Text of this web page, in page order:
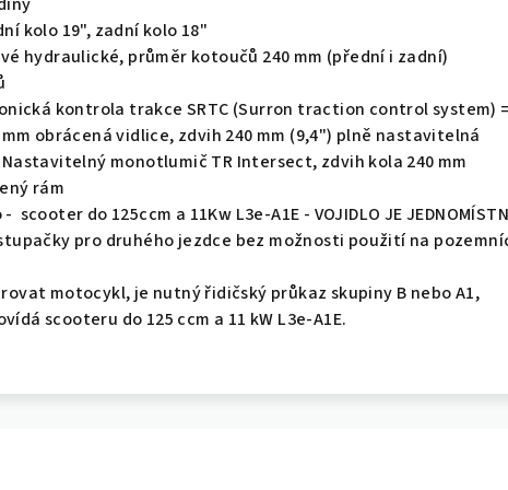
kolo 19", zadní kolo 18"
hydraulické, průměr kotoučů 240 mm (přední i zadní)
kontrola trakce SRTC (Surron traction control system) =
obrácená vidlice, zdvih 240 mm (9,4") plně nastavitelná
monotlumič TR Intersect, zdvih kola 240 mm
rám
- scooter do 125ccm a 11Kw L3e-A1E - VOJIDLO JE
pro druhého jezdce bez možnosti použití na
motocykl, je nutný řidičský průkaz skupiny B nebo A1,
scooteru do 125 ccm a 11 kW L3e-A1E.